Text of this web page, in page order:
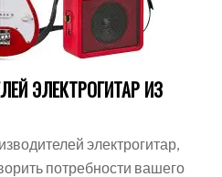
ЭЛЕКТРОГИТАР ИЗ
электрогитар,
потребности вашего